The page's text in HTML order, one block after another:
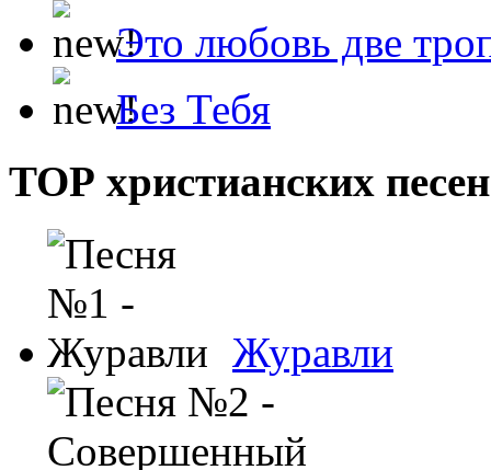
Это любовь две
Без Тебя
ТОР христианских песен
Журавли